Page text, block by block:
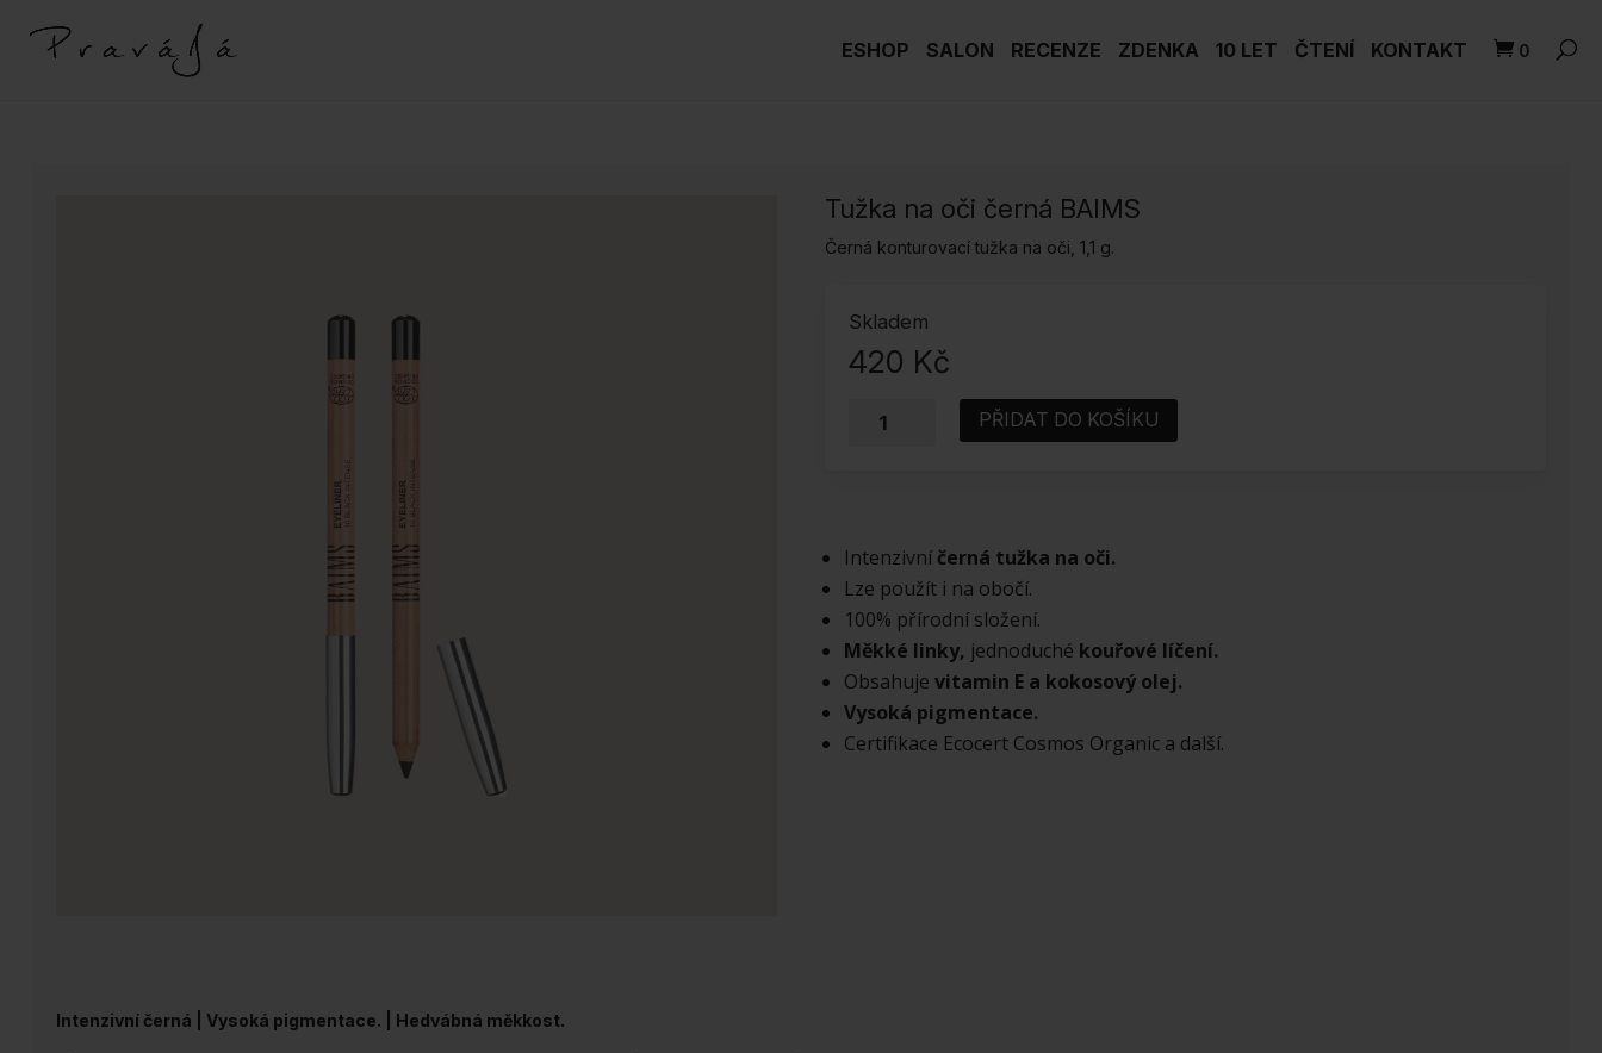
ESHOP SALON RECENZE ZDENKA 10 LET ČTENÍ KONTAKT 0
Tužka na oči černá BAIMS
Černá konturovací tužka na oči, 1,1 g.
Skladem
420 Kč
Tužka
Stift
množství
PŘIDAT DO KOŠÍKU
Intenzivní černá tužka na oči.
Lze použít i na obočí.
100% přírodní složení.
Měkké linky, jednoduché kouřové líčení.
Obsahuje vitamin E a kokosový olej.
Vysoká pigmentace.
Certifikace Ecocert Cosmos Organic a další.
Intenzivní černá | Vysoká pigmentace. | Hedvábná měkkost.